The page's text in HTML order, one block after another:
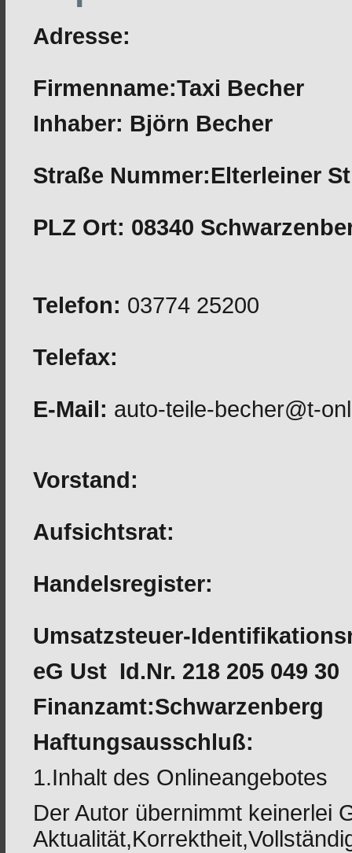
Adresse:
Firmenname:Taxi Becher
Inhaber: Björn Becher
Straße Nummer:Elterleiner
PLZ Ort: 08340
Telefon: 03774 25200
Telefax:
E-Mail: auto-teile-becher@t-
Vorstand:
Aufsichtsrat:
Handelsregister:
Umsatzsteuer-
eG Ust Id.Nr. 218 205 049 30
Finanzamt:Schwarzenberg
Haftungsausschluß:
1.Inhalt des Onlineangebotes
Der Autor übernimmt keinerlei